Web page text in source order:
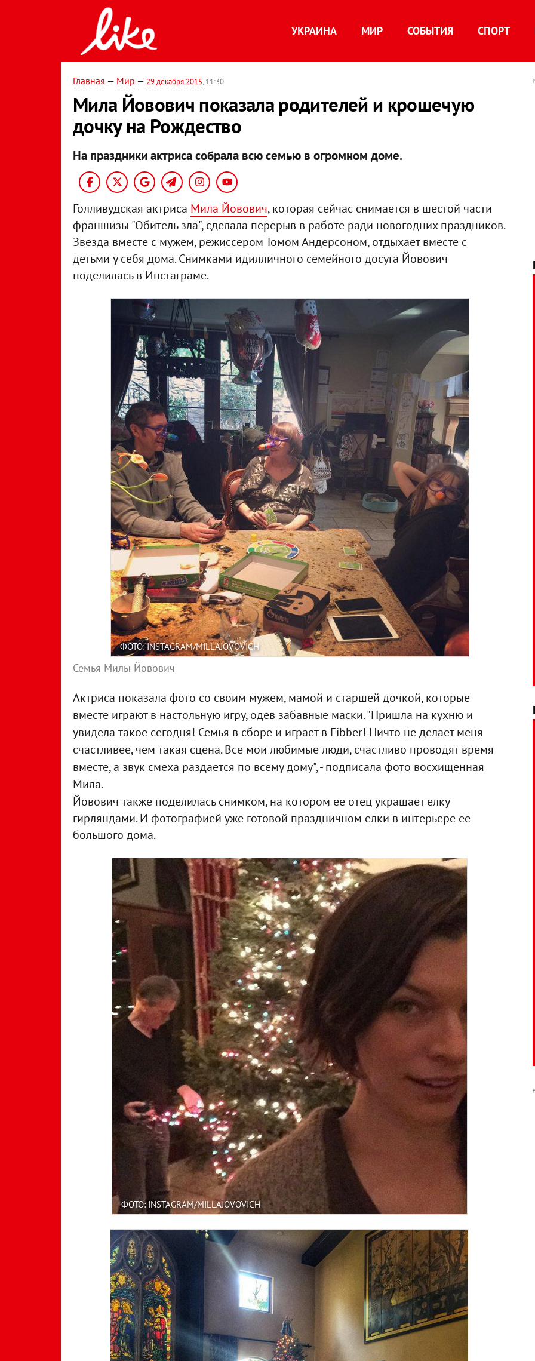
УКРАИНА МИР СОБЫТИЯ СПОРТ
Главная — Мир — 29 декабря 2015, 11:30
Мила Йовович показала родителей и крошечую
дочку на Рождество
На праздники актриса собрала всю семью в огромном доме.
Голливудская актриса Мила Йовович, которая сейчас снимается в шестой части
франшизы "Обитель зла", сделала перерыв в работе ради новогодних праздников.
Звезда вместе с мужем, режиссером Томом Андерсоном, отдыхает вместе с
детьми у себя дома. Снимками идилличного семейного досуга Йовович
поделилась в Инстаграме.
ФОТО: INSTAGRAM/MILLAJOVOVICH
Семья Милы Йовович
Актриса показала фото со своим мужем, мамой и старшей дочкой, которые
вместе играют в настольную игру, одев забавные маски. "Пришла на кухню и
увидела такое сегодня! Семья в сборе и играет в Fibber! Ничто не делает меня
счастливее, чем такая сцена. Все мои любимые люди, счастливо проводят время
вместе, а звук смеха раздается по всему дому", - подписала фото восхищенная
Мила.
Йовович также поделилась снимком, на котором ее отец украшает елку
гирляндами. И фотографией уже готовой праздничном елки в интерьере ее
большого дома.
ФОТО: INSTAGRAM/MILLAJOVOVICH